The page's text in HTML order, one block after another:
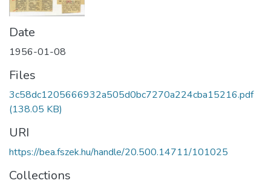
Date
1956-01-08
Files
3c58dc1205666932a505d0bc7270a224cba15216.pdf
(138.05 KB)
URI
https://bea.fszek.hu/handle/20.500.14711/101025
Collections